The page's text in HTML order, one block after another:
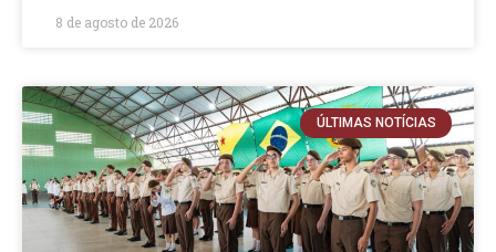
8 de agosto de 2026
ÚLTIMAS NOTÍCIAS